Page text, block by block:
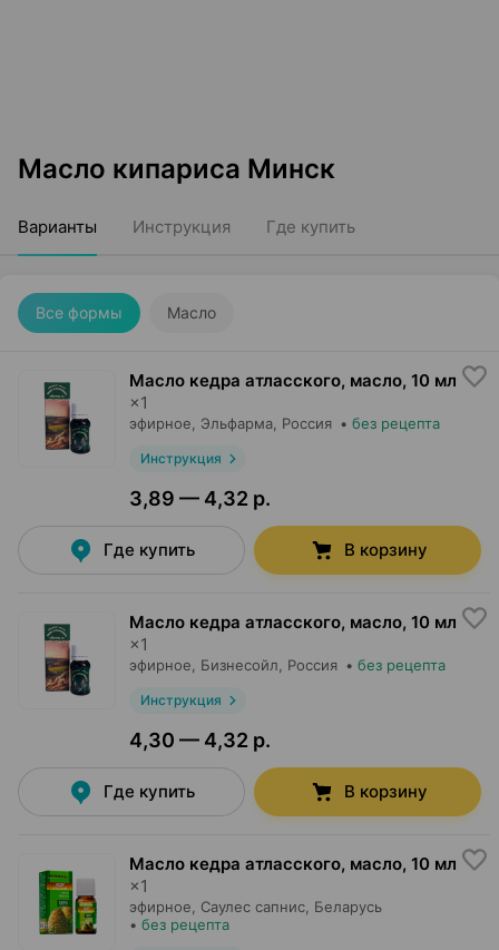
Масло кипариса Минск
Варианты Инструкция Где купить
Все формы Масло
Масло кедра атласского, масло, 10 мл
×1
эфирное, Эльфарма , Россия • без рецепта
Инструкция
3,89 — 4,32 р.
Где купить В корзину
Масло кедра атласского, масло, 10 мл
×1
эфирное, Бизнесойл , Россия • без рецепта
Инструкция
4,30 — 4,32 р.
Где купить В корзину
Масло кедра атласского, масло, 10 мл
×1
эфирное, Саулес сапнис , Беларусь
• без рецепта